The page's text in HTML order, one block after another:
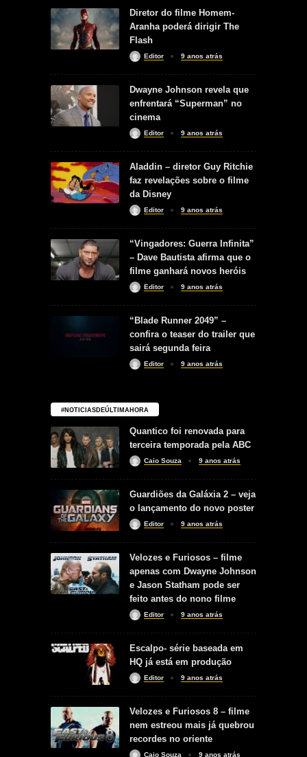
Diretor do filme Homem-
Aranha poderá dirigir The
Flash
Editor 9 anos atrás
Dwayne Johnson revela que
enfrentará “Superman” no
cinema
Editor 9 anos atrás
Aladdin – diretor Guy Ritchie
faz revelações sobre o filme
da Disney
Editor 9 anos atrás
“Vingadores: Guerra Infinita”
– Dave Bautista afirma que o
filme ganhará novos heróis
Editor 9 anos atrás
“Blade Runner 2049” –
confira o teaser do trailer que
sairá segunda feira
Editor 9 anos atrás
#NOTICIASDEÚLTIMAHORA
Quantico foi renovada para
terceira temporada pela ABC
Caio Souza 9 anos atrás
Guardiões da Galáxia 2 – veja
o lançamento do novo poster
Editor 9 anos atrás
Velozes e Furiosos – filme
apenas com Dwayne Johnson
e Jason Statham pode ser
feito antes do nono filme
Editor 9 anos atrás
Escalpo- série baseada em
HQ já está em produção
Editor 9 anos atrás
Velozes e Furiosos 8 – filme
nem estreou mais já quebrou
recordes no oriente
Caio Souza 9 anos atrás